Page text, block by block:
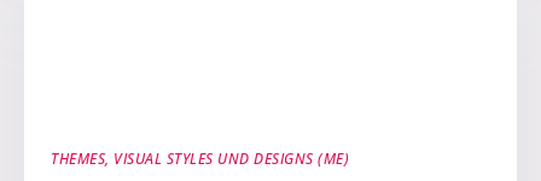
THEMES, VISUAL STYLES UND DESIGNS (ME)